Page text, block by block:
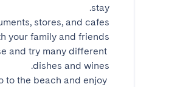
and try many different
to the beach and enjoy